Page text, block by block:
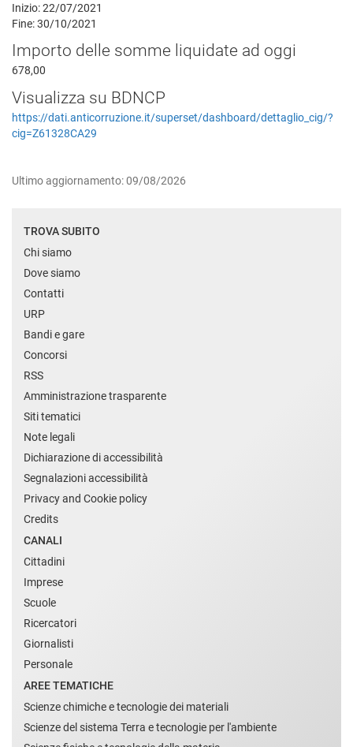
Inizio: 22/07/2021
Fine: 30/10/2021
Importo delle somme liquidate ad oggi
678,00
Visualizza su BDNCP
https://dati.anticorruzione.it/superset/dashboard/dettaglio_cig/?
cig=Z61328CA29
Ultimo aggiornamento: 09/08/2026
TROVA SUBITO
Chi siamo
Dove siamo
Contatti
URP
Bandi e gare
Concorsi
RSS
Amministrazione trasparente
Siti tematici
Note legali
Dichiarazione di accessibilità
Segnalazioni accessibilità
Privacy and Cookie policy
Credits
CANALI
Cittadini
Imprese
Scuole
Ricercatori
Giornalisti
Personale
AREE TEMATICHE
Scienze chimiche e tecnologie dei materiali
Scienze del sistema Terra e tecnologie per l'ambiente